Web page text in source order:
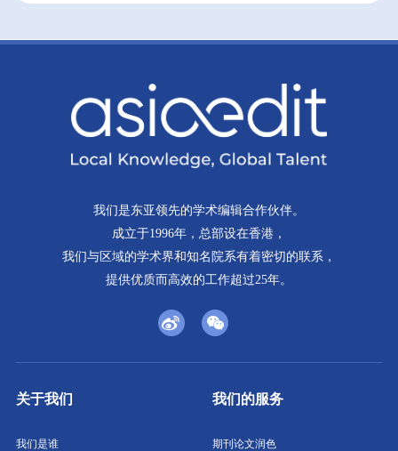
每季度一封电子邮件，为您带来我们最新的免费写作资源
（博客文章、视频、网络研讨会）和折扣信息。
我们是东亚领先的学术编辑合作伙伴。
成立于1996年，总部设在香港，
我们与区域的学术界和知名院系有着密切的联系，
提供优质而高效的工作超过25年。
关于我们
我们是谁
我们的服务
期刊论文润色